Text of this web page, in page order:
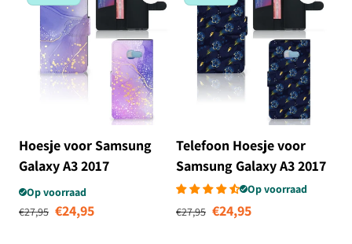
Hoesje voor Samsung
Galaxy A3 2017
Watercolor Paars
Op voorraad
Normale prijs
€27,95 Aanbiedingsprijs
€24,95
Telefoon Hoesje voor
Samsung Galaxy A3 2017
Voetbal
Op voorraad
Normale prijs
€27,95 €24,95